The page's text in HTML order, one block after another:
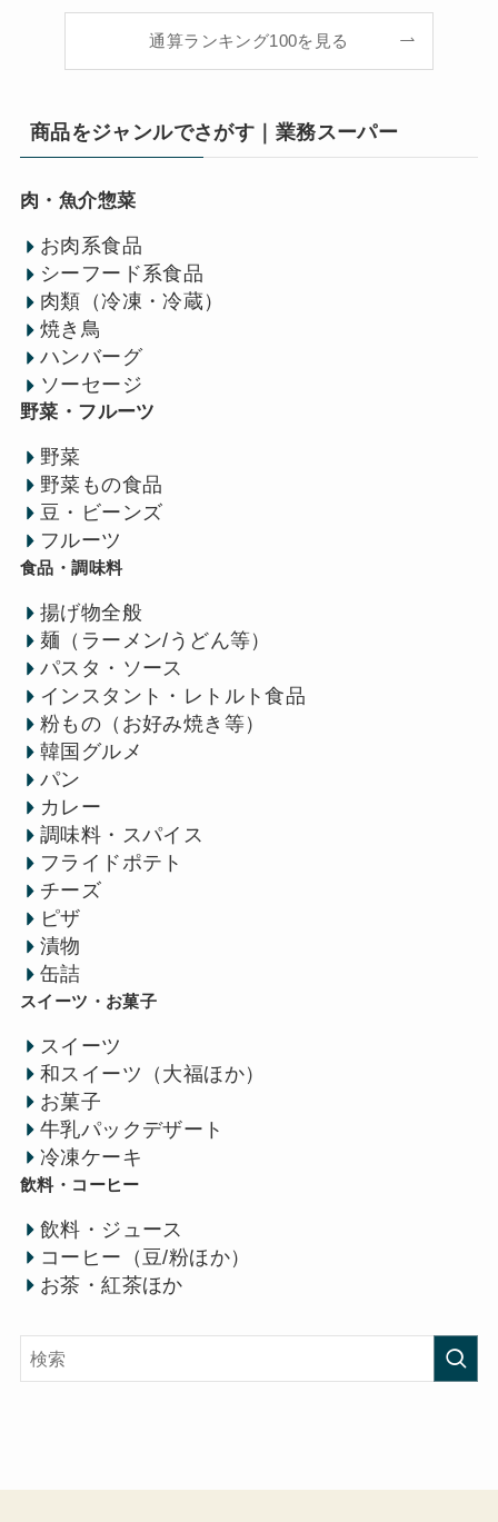
通算ランキング100を見る
商品をジャンルでさがす｜業務スーパー
肉・魚介惣菜
お肉系食品
シーフード系食品
肉類（冷凍・冷蔵）
焼き鳥
ハンバーグ
ソーセージ
野菜・フルーツ
野菜
野菜もの食品
豆・ビーンズ
フルーツ
食品・調味料
揚げ物全般
麺（ラーメン/うどん等）
パスタ・ソース
インスタント・レトルト食品
粉もの（お好み焼き等）
韓国グルメ
パン
カレー
調味料・スパイス
フライドポテト
チーズ
ピザ
漬物
缶詰
スイーツ・お菓子
スイーツ
和スイーツ（大福ほか）
お菓子
牛乳パックデザート
冷凍ケーキ
飲料・コーヒー
飲料・ジュース
コーヒー（豆/粉ほか）
お茶・紅茶ほか